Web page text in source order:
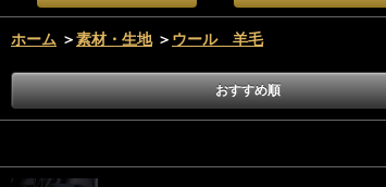
ホーム ＞素材・生地 ＞ ウール 羊毛
おすすめ順